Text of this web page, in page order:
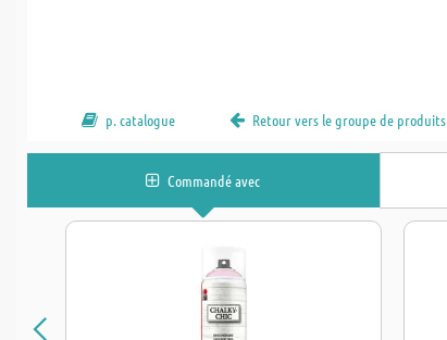
p. catalogue Retour vers le groupe de produits
Commandé avec